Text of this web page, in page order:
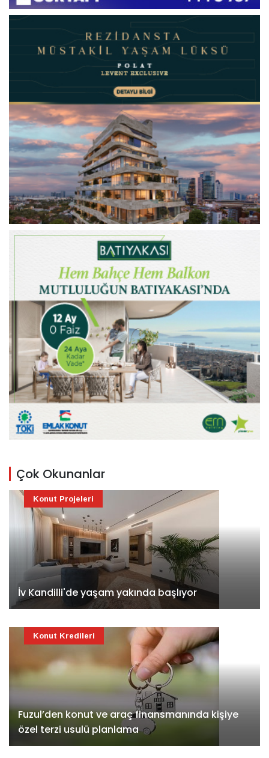
Çok Okunanlar
İv Kandilli'de yaşam yakında başlıyor
Konut Projeleri
Fuzul’den konut ve araç finansmanında kişiye
özel terzi usulü planlama
Konut Kredileri